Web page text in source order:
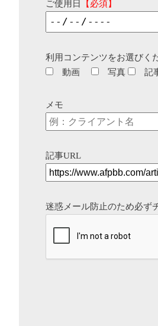
ご使用日 【必須】
利用コンテンツをお選びく
動画
写真 記
メモ
記事URL
迷惑メール防止のため必ず